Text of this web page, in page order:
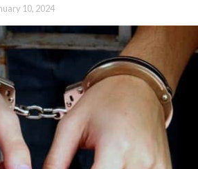
10, 2024